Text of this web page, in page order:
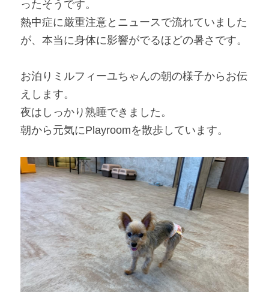
ったそうです。
熱中症に厳重注意とニュースで流れていました
が、本当に身体に影響がでるほどの暑さです。
お泊りミルフィーユちゃんの朝の様子からお伝
えします。
夜はしっかり熟睡できました。
朝から元気にPlayroomを散歩しています。